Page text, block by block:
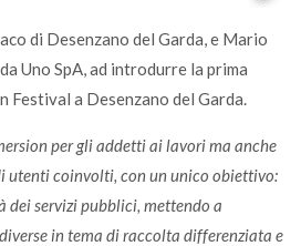
di Desenzano del Garda, e Mario
Uno SpA, ad introdurre la prima
Festival a Desenzano del Garda.
per gli addetti ai lavori ma anche
utenti coinvolti, con un unico obiettivo:
dei servizi pubblici, mettendo a
in tema di raccolta differenziata e